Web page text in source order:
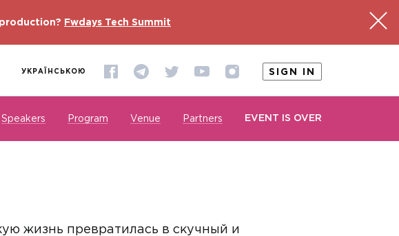
Fwdays Tech Summit
УКРАЇНСЬКОЮ SIGN IN
Speakers Program Venue Partners EVENT IS OVER
жизнь превратилась в скучный и